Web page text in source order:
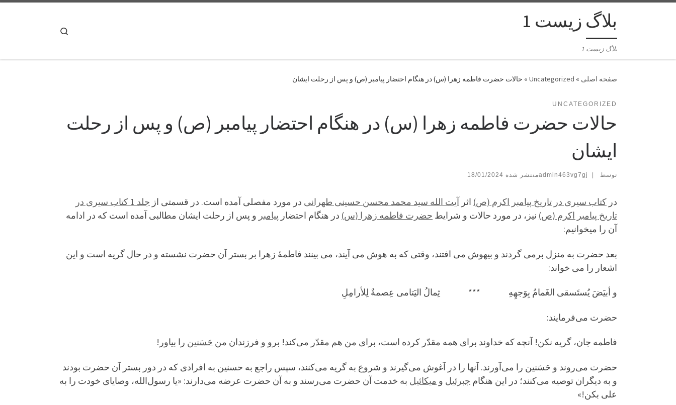
بلاگ زیست 1
بلاگ زیست 1
»
Uncategorized
» حالات حضرت فاطمه زهرا (س) در هنگام احتضار پیامبر (ص) و پس از رحلت ایشان
UNCATEGORIZED
حالات حضرت فاطمه زهرا (س) در هنگام احتضار پیامبر (ص) و پس از رحلت
ایشان
توسط admin463vg7gj
18/01/2024
در کتاب سیری در تاریخ پیامبر اکرم (ص) اثر آیت الله سید محمد محسن حسینی طهرانی در مورد مفصلی آمده است. در قسمتی از
جلد 1 کتاب سیری در
تاریخ پیامبر اکرم (ص) نیز، در مورد حالات و شرایط حضرت فاطمه زهرا (س) در هنگام احتضار پیامبر و پس از رحلت ایشان مطالبی آمده است که در ادامه
آن را میخوانیم:
بعد حضرت به منزل برمی گردند و بیهوش می افتند، وقتی که به هوش می آیند، می بینند فاطمۀ زهرا بر بستر آن حضرت نشسته و در حال گریه است و این
اشعار را می خواند:
و أبیَضَ یُستَسقی الغَمامُ بِوَجهِهِ *** ثِمالُ الیَتامی عِصمةٌ لِلأرامِلِ
حضرت می‌فرمایند:
فاطمه جان، گریه نکن! آنچه که خداوند برای همه مقدّر کرده است، برای من هم مقدّر می‌کند! برو و فرزندان من حَسَنین را بیاور!
حضرت می‌روند و حَسَنین را می‌آورند. آنها را در آغوش می‌گیرند و شروع به گریه می‌کنند، سپس راجع به حسنین به افرادی که در دور بستر آن حضرت بودند
و به دیگران توصیه می‌کنند؛ در این هنگام جبرئیل و میکائیل به خدمت آن حضرت می‌رسند و به آن حضرت عرضه می‌دارند: «یا رسول‌الله، وصایای خودت را به
علی بکن!»